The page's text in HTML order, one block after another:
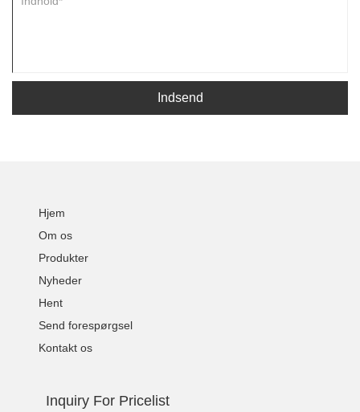
Indsend
Hjem
Om os
Produkter
Nyheder
Hent
Send forespørgsel
Kontakt os
Inquiry For Pricelist